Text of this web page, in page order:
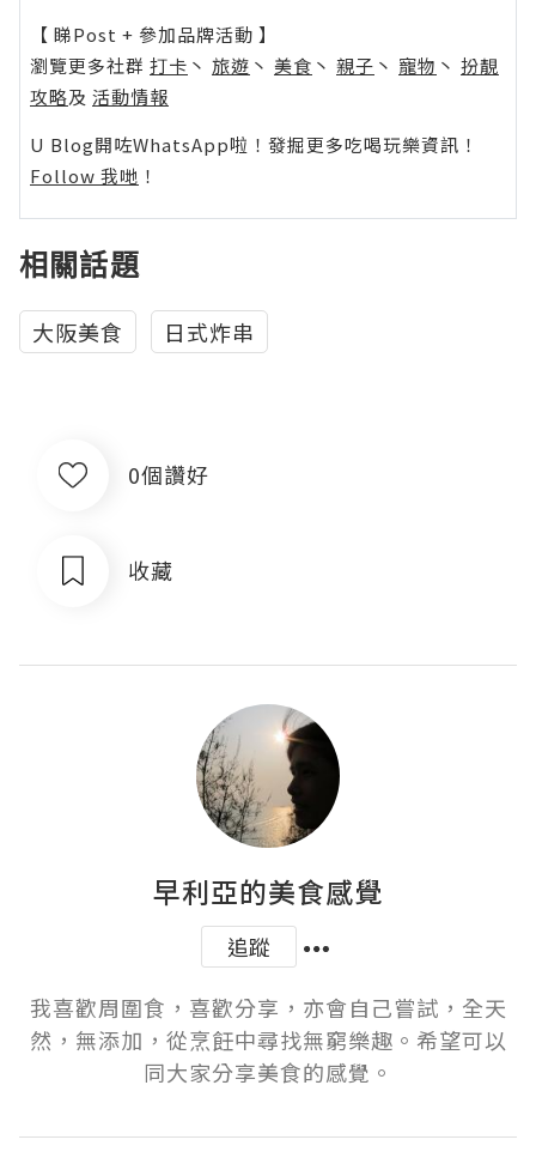
【 睇Post + 參加品牌活動 】
瀏覽更多社群 打卡 丶 旅遊 丶 美食 丶 親子 丶 寵物 丶 扮靚
攻略及 活動情報
U Blog開咗WhatsApp啦！發掘更多吃喝玩樂資訊！
Follow 我哋 ！
相關話題
大阪美食 日式炸串
0個讚好
收藏
早利亞的美食感覺
追蹤
我喜歡周圍食，喜歡分享，亦會自己嘗試，全天
然，無添加，從烹飪中尋找無窮樂趣。希望可以
同大家分享美食的感覺。